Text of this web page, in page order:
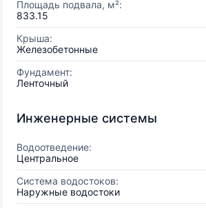
Площадь подвала, м²:
833.15
Крыша:
Железобетонные
Фундамент:
Ленточный
Инженерные системы
Водоотведение:
Центральное
Система водостоков:
Наружные водостоки